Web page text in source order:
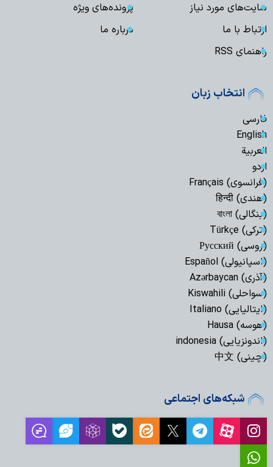
سایت‌های مورد نیاز
پرونده‌های ویژه
ارتباط با ما
درباره ما
راهنمای RSS
انتخاب زبان
فارسی
English
العربیة
اردو
(فرانسوی) Français
(هندی) हिन्दी
(بنگالی) বাংলা
(ترکی) Türkçe
(روسی) Русский
(اسپانیولی) Español
(آذری) Azərbaycan
(سواحلی) Kiswahili
(ایتالیایی) Italiano
(هوسه) Hausa
(اندونزیایی) indonesia
(چینی) 中文
شبکه‌های اجتماعی